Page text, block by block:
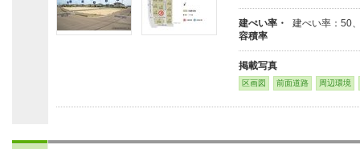
建ぺい率・
容積率
建ぺい率：50
掲載写真
区画図 前面道路 周辺環境